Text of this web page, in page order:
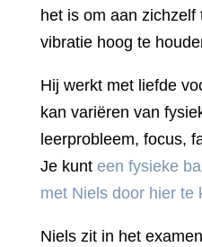
het is om aan zichzelf
vibratie hoog te
Hij werkt met liefde
kan variëren van
leerprobleem, focus,
Je kunt een fysieke
met Niels door hier te
Niels zit in het